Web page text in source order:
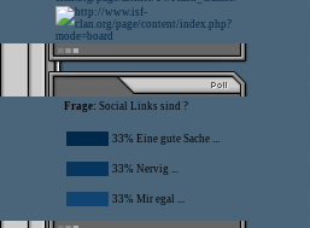
Frage: Social Links sind ?
33% Eine gute Sache ...
33% Nervig ...
33% Mir egal ...